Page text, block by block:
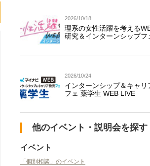
2026/10/18
理系の女性活躍を考える
研究＆インターンシップフ
2026/10/24
インターンシップ＆キャリ
フェ 薬学生 WEB LIVE
他のイベント・説明会を探す
イベント
「個別相談」のイベント